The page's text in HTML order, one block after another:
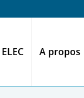
A propos